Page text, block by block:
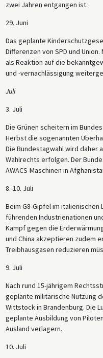
zwei Jahren entgangen ist.
29. Juni
Das geplante
Differenzen von SPD und
als Reaktion auf die
und -vernachlässigung
Juli
3. Juli
Die Grünen scheitern im
Herbst die sogenannten
Die Bundestagwahl wird daher
Wahlrechts erfolgen. Der
AWACS-Maschinen in
8.-10. Juli
Beim G8-Gipfel im italienischen
führenden Industrienationen
Kampf gegen die
und China akzeptieren zudem
Treibhausgasen reduzieren
9. Juli
Nach rund 15-jährigem
geplante militärische Nutzung
Wittstock in Brandenburg. Die
geplante Ausbildung von
Ausland verlagern.
10. Juli